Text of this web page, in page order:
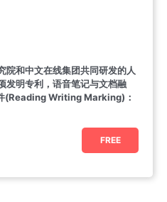
院和中文在线集团共同研发的人
发明专利，语音笔记与文档融
FREE